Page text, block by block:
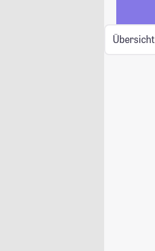
Übersicht